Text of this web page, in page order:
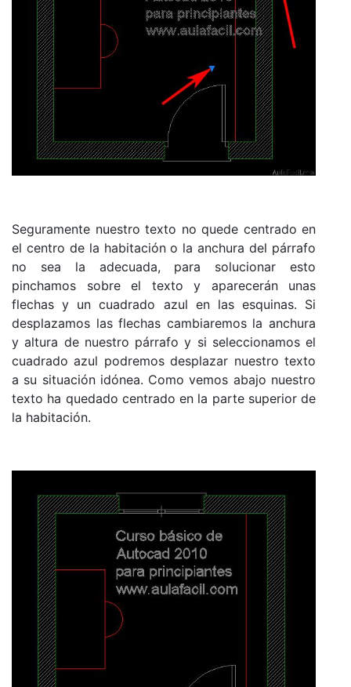
Seguramente nuestro texto no quede centrado en
el centro de la habitación o la anchura del párrafo
no sea la adecuada, para solucionar esto
pinchamos sobre el texto y aparecerán unas
flechas y un cuadrado azul en las esquinas. Si
desplazamos las flechas cambiaremos la anchura
y altura de nuestro párrafo y si seleccionamos el
cuadrado azul podremos desplazar nuestro texto
a su situación idónea. Como vemos abajo nuestro
texto ha quedado centrado en la parte superior de
la habitación.